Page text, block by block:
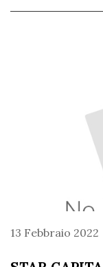
13 Febbraio 2022